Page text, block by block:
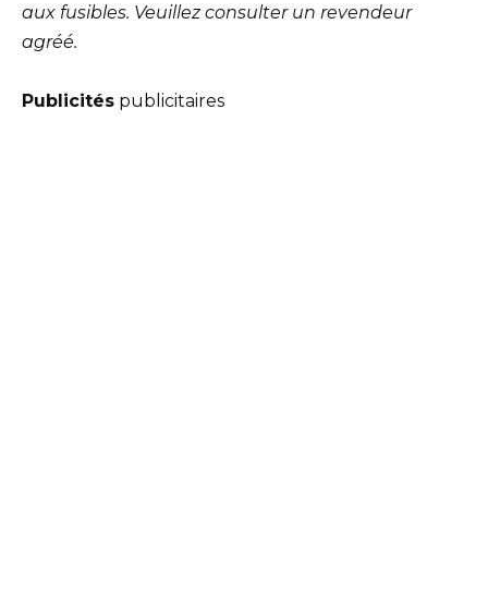
aux fusibles. Veuillez consulter un revendeur
agréé.
Publicités publicitaires